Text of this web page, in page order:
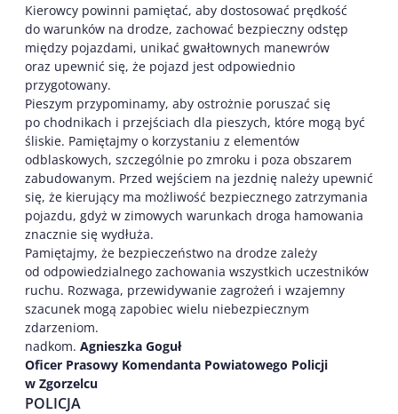
Kierowcy powinni pamiętać, aby dostosować prędkość
do warunków na drodze, zachować bezpieczny odstęp
między pojazdami, unikać gwałtownych manewrów
oraz upewnić się, że pojazd jest odpowiednio
przygotowany.
Pieszym przypominamy, aby ostrożnie poruszać się
po chodnikach i przejściach dla pieszych, które mogą być
śliskie. Pamiętajmy o korzystaniu z elementów
odblaskowych, szczególnie po zmroku i poza obszarem
zabudowanym. Przed wejściem na jezdnię należy upewnić
się, że kierujący ma możliwość bezpiecznego zatrzymania
pojazdu, gdyż w zimowych warunkach droga hamowania
znacznie się wydłuża.
Pamiętajmy, że bezpieczeństwo na drodze zależy
od odpowiedzialnego zachowania wszystkich uczestników
ruchu. Rozwaga, przewidywanie zagrożeń i wzajemny
szacunek mogą zapobiec wielu niebezpiecznym
zdarzeniom.
nadkom. Agnieszka Goguł
Oficer Prasowy Komendanta Powiatowego Policji
w Zgorzelcu
POLICJA